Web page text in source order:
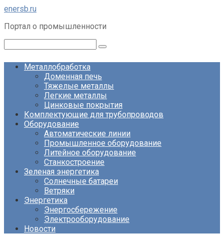
Перейти
контенту
enersb.ru
Портал о промышленности
Металлобработка
Доменная печь
Тяжелые металлы
Легкие металлы
Цинковые покрытия
Комплектующие для трубопроводов
Оборудование
Автоматические линии
Промышленное оборудование
Литейное оборудование
Станкостроение
Зеленая энергетика
Солнечные батареи
Ветряки
Энергетика
Энергосбережение
Электрооборудование
Новости